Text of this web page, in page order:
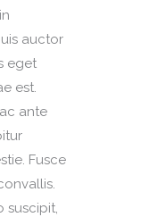
auctor
eget
est.
ante
Fusce
suscipit,